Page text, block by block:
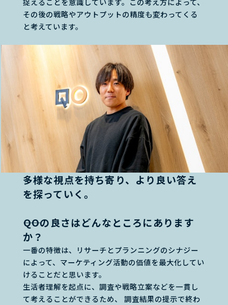
その後の戦略やアウトプットの精度も変わってくる
と考えています。
多様な視点を持ち寄り、より良い答え
を探っていく。
――QOの良さはどんなところにあります
か？
一番の特徴は、リサーチとプランニングのシナジー
によって、マーケティング活動の価値を最大化してい
けることだと思います。
生活者理解を起点に、調査や戦略立案などを一貫し
て考えることができるため、 調査結果の提示で終わ